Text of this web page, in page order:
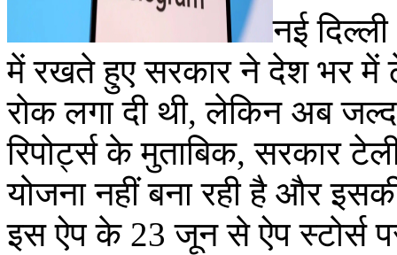
नई दिल्ली
में रखते हुए सरकार ने देश भर में
रोक लगा दी थी, लेकिन अब
रिपोर्ट्स के मुताबिक, सरकार
योजना नहीं बना रही है और
इस ऐप के 23 जून से ऐप स्टोर्स